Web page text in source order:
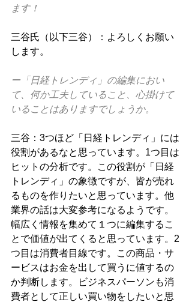
ます！
三谷氏（以下三谷）：よろしくお願い
します。
ー「日経トレンディ」の編集におい
て、何か工夫していること、心掛けて
いることはありますでしょうか。
三谷：3つほど「日経トレンディ」には
役割があるなと思っています。1つ目は
ヒットの分析です。この役割が「日経
トレンディ」の象徴ですが、皆が売れ
るものを作りたいと思っています。他
業界の話は大変参考になるようです。
幅広く情報を集めて１つに編集するこ
とで価値が出てくると思っています。2
つ目は消費者目線です。この商品・サ
ービスはお金を出して買うに値するの
か判断します。ビジネスパーソンも消
費者として正しい買い物をしたいと思